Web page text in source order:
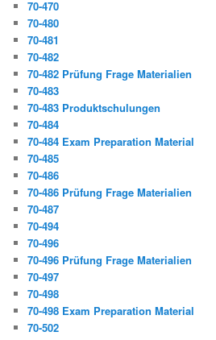
70-470
70-480
70-481
70-482
70-482 Prüfung Frage Materialien
70-483
70-483 Produktschulungen
70-484
70-484 Exam Preparation Material
70-485
70-486
70-486 Prüfung Frage Materialien
70-487
70-494
70-496
70-496 Prüfung Frage Materialien
70-497
70-498
70-498 Exam Preparation Material
70-502